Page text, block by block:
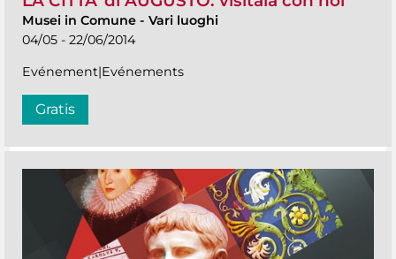
Musei in Comune - Vari luoghi
04/05 - 22/06/2014
Evénement|Evénements
Gratis